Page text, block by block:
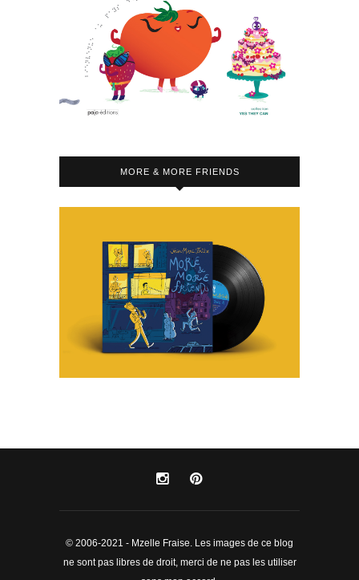
MORE & MORE FRIENDS
© 2006-2021 - Mzelle Fraise. Les images de ce blog
ne sont pas libres de droit, merci de ne pas les utiliser